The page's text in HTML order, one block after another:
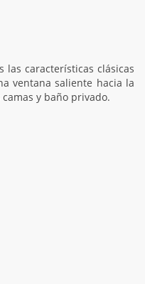
las características clásicas
ventana saliente hacia la
y baño privado.